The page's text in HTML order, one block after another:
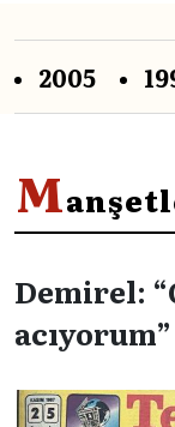
2005
M
Demirel:
acıyorum”